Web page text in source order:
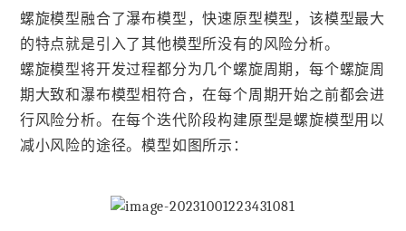
螺旋模型融合了瀑布模型，快速原型模型，该模型最大
的特点就是引入了其他模型所没有的风险分析。
螺旋模型将开发过程都分为几个螺旋周期，每个螺旋周
期大致和瀑布模型相符合，在每个周期开始之前都会进
行风险分析。在每个迭代阶段构建原型是螺旋模型用以
减小风险的途径。模型如图所示：